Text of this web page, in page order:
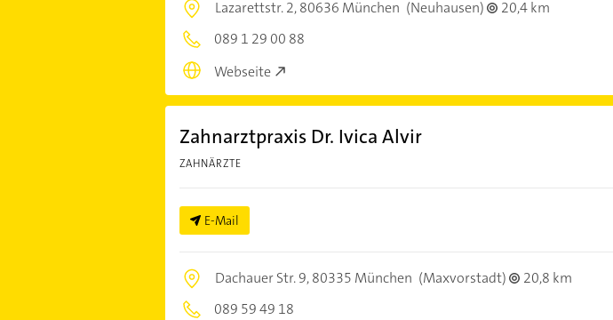
Lazarettstr. 2,80636 München (Neuhausen)
20,4 km
089 1 29 00 88
Webseite
Zahnarztpraxis Dr. Ivica Alvir
ZAHNÄRZTE
E-Mail
Dachauer Str. 9,80335 München (Maxvorstadt)
20,8 km
089 59 49 18